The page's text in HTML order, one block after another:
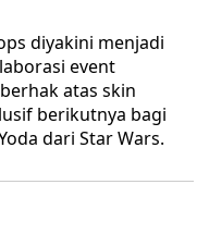
diyakini menjadi
event
atas skin
berikutnya bagi
dari Star Wars.